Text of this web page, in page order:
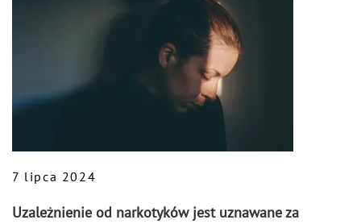
7 lipca 2024
Uzależnienie od narkotyków jest uznawane za